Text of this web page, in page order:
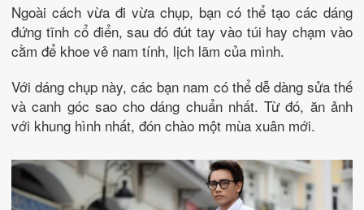
Ngoài cách vừa đi vừa chụp, bạn có thể tạo các dáng
đứng tĩnh cổ điển, sau đó đút tay vào túi hay chạm vào
cằm để khoe vẻ nam tính, lịch lãm của mình.
Với dáng chụp này, các bạn nam có thể dễ dàng sửa thế
và canh góc sao cho dáng chuẩn nhất. Từ đó, ăn ảnh
với khung hình nhất, đón chào một mùa xuân mới.